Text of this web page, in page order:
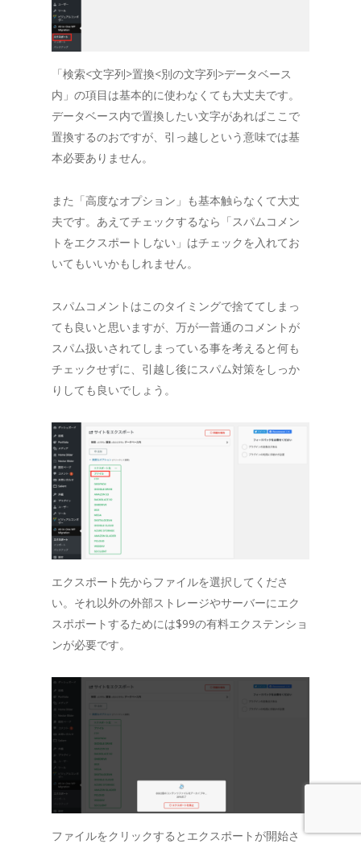
「検索<文字列>置換<別の文字列>データベース
内」の項目は基本的に使わなくても大丈夫です。
データベース内で置換したい文字があればここで
置換するのおですが、引っ越しという意味では基
本必要ありません。
また「高度なオプション」も基本触らなくて大丈
夫です。あえてチェックするなら「スパムコメン
トをエクスポートしない」はチェックを入れてお
いてもいいかもしれません。
スパムコメントはこのタイミングで捨ててしまっ
ても良いと思いますが、万が一普通のコメントが
スパム扱いされてしまっている事を考えると何も
チェックせずに、引越し後にスパム対策をしっか
りしても良いでしょう。
エクスポート先からファイルを選択してくださ
い。それ以外の外部ストレージやサーバーにエク
スポポートするためには$99の有料エクステンショ
ンが必要です。
ファイルをクリックするとエクスポートが開始さ